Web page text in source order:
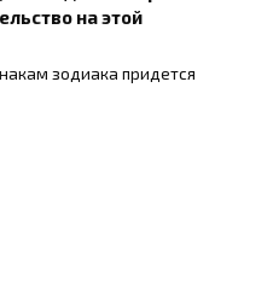
на этой
зодиака придется